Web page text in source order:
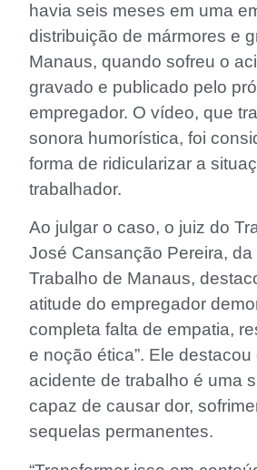
havia seis meses em uma
distribuição de mármores e
Manaus, quando sofreu o
gravado e publicado pelo
empregador. O vídeo, que
sonora humorística, foi
forma de ridicularizar a
trabalhador.
Ao julgar o caso, o juiz do
José Cansanção Pereira, da
Trabalho de Manaus,
atitude do empregador
completa falta de empatia,
e noção ética”. Ele destacou
acidente de trabalho é uma
capaz de causar dor,
sequelas permanentes.